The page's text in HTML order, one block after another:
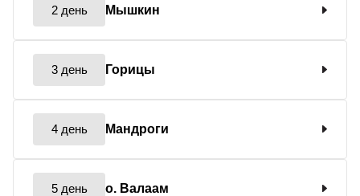
2 день Мышкин
3 день Горицы
4 день Мандроги
5 день о. Валаам